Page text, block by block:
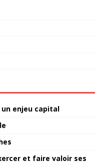
un enjeu capital
et faire valoir ses